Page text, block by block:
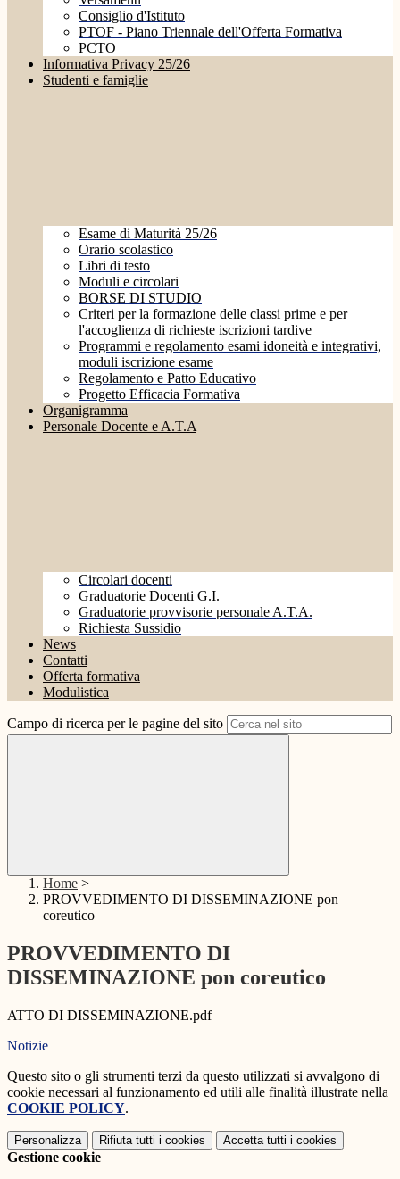
Consiglio d'Istituto
PTOF - Piano Triennale dell'Offerta Formativa
PCTO
Informativa Privacy 25/26
Studenti e famiglie
Esame di Maturità 25/26
Orario scolastico
Libri di testo
Moduli e circolari
BORSE DI STUDIO
Criteri per la formazione delle classi prime e per
l'accoglienza di richieste iscrizioni tardive
Programmi e regolamento esami idoneità e integrativi,
moduli iscrizione esame
Regolamento e Patto Educativo
Progetto Efficacia Formativa
Organigramma
Personale Docente e A.T.A
Circolari docenti
Graduatorie Docenti G.I.
Graduatorie provvisorie personale A.T.A.
Richiesta Sussidio
News
Contatti
Offerta formativa
Modulistica
Campo di ricerca per le pagine del sito
Home >
PROVVEDIMENTO DI DISSEMINAZIONE pon
coreutico
PROVVEDIMENTO DI
DISSEMINAZIONE pon coreutico
ATTO DI DISSEMINAZIONE.pdf
Notizie
Questo sito o gli strumenti terzi da questo utilizzati si avvalgono di
cookie necessari al funzionamento ed utili alle finalità illustrate nella
COOKIE POLICY.
Personalizza Rifiuta tutti i cookies Accetta tutti i cookies
Gestione cookie